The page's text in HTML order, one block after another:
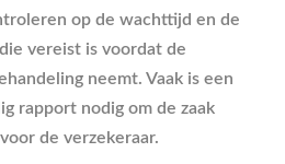
op de wachttijd en de
vereist is voordat de
neemt. Vaak is een
rapport nodig om de zaak
de verzekeraar.